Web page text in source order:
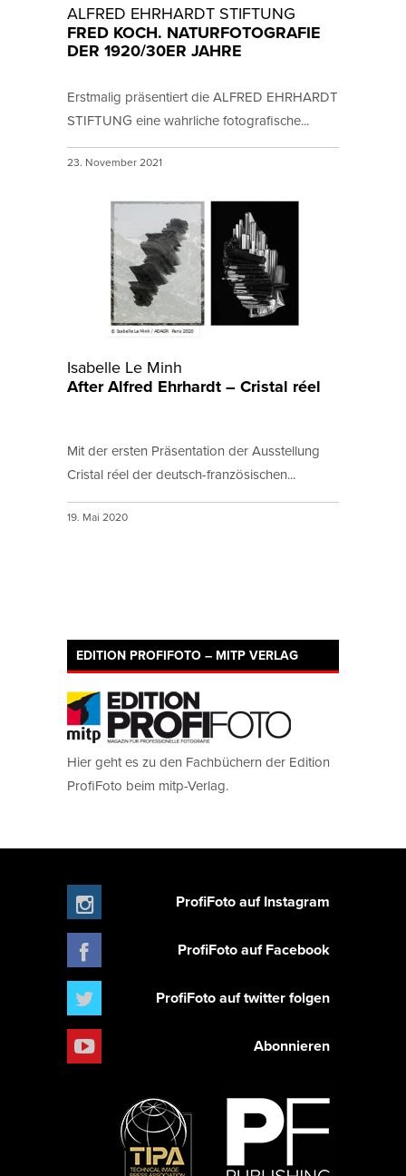
ALFRED EHRHARDT STIFTUNG
FRED KOCH. NATURFOTOGRAFIE
DER 1920/30ER JAHRE
Erstmalig präsentiert die ALFRED EHRHARDT
STIFTUNG eine wahrliche fotografische...
23. November 2021
Isabelle Le Minh
After Alfred Ehrhardt – Cristal réel
Mit der ersten Präsentation der Ausstellung
Cristal réel der deutsch-französischen...
19. Mai 2020
EDITION PROFIFOTO – MITP VERLAG
Hier geht es zu den Fachbüchern der Edition
ProfiFoto beim mitp-Verlag.
ProfiFoto auf Instagram
ProfiFoto auf Facebook
ProfiFoto auf twitter folgen
Abonnieren